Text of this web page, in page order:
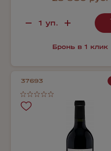
Бронь в 1 клик
37693